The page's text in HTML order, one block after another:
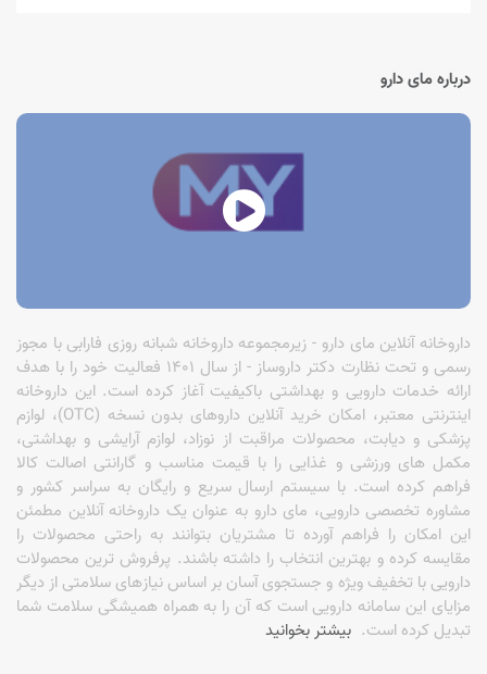
درباره مای دارو
داروخانه آنلاین مای دارو - زیرمجموعه داروخانه شبانه روزی فارابی با مجوز
رسمی و تحت نظارت دکتر داروساز - از سال 1401 فعالیت خود را با هدف
ارائه خدمات دارویی و بهداشتی باکیفیت آغاز کرده است. این داروخانه
اینترنتی معتبر، امکان خرید آنلاین داروهای بدون نسخه (OTC)، لوازم
پزشکی و دیابت، محصولات مراقبت از نوزاد، لوازم آرایشی و بهداشتی،
مکمل های ورزشی و غذایی را با قیمت مناسب و گارانتی اصالت کالا
فراهم کرده است. با سیستم ارسال سریع و رایگان به سراسر کشور و
مشاوره تخصصی دارویی، مای دارو به عنوان یک داروخانه آنلاین مطمئن
این امکان را فراهم آورده تا مشتریان بتوانند به راحتی محصولات را
مقایسه کرده و بهترین انتخاب را داشته باشند. پرفروش ترین محصولات
دارویی با تخفیف ویژه و جستجوی آسان بر اساس نیازهای سلامتی از دیگر
مزایای این سامانه دارویی است که آن را به همراه همیشگی سلامت شما
تبدیل کرده است. بیشتر بخوانید